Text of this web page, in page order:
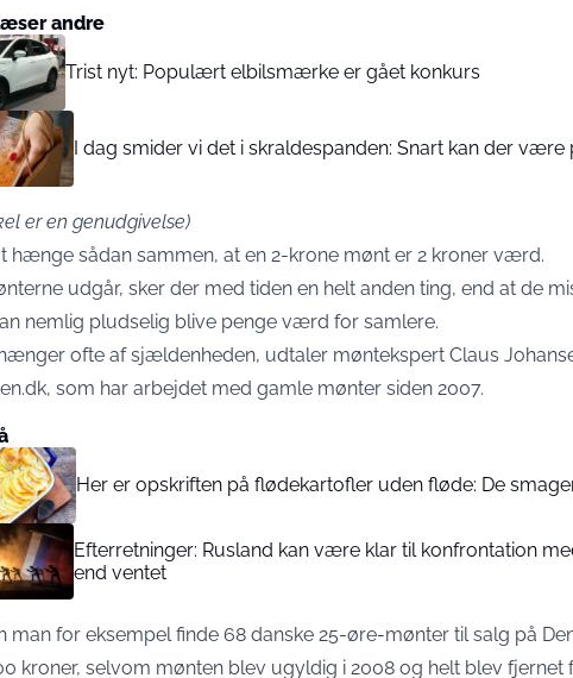
andre
Trist nyt: Populært elbilsmærke er gået konkurs
I dag smider vi det i skraldespanden: Snart kan der være
er en genudgivelse)
hænge sådan sammen, at en 2-krone mønt er 2 kroner værd.
udgår, sker der med tiden en helt anden ting, end at de
nemlig pludselig blive penge værd for samlere.
ofte af sjældenheden, udtaler møntekspert Claus
som har arbejdet med gamle mønter siden 2007.
Her er opskriften på flødekartofler uden fløde: De
Efterretninger: Rusland kan være klar til konfrontation
end ventet
man for eksempel finde 68 danske 25-øre-mønter til salg på
kroner, selvom mønten blev ugyldig i 2008 og helt blev fjernet